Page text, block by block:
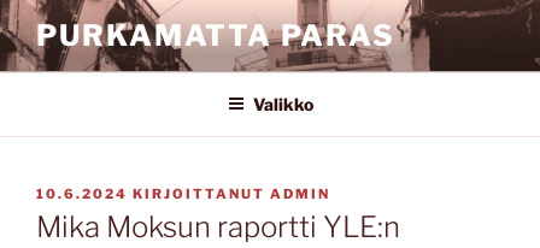
Siirry
sisältöönPURKAMATTA PARAS
Valikko
JULKAISTU
10.6.2024 KIRJOITTANUT ADMIN
Mika Moksun raportti YLE:n